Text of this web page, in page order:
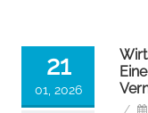
21
01, 2026
/